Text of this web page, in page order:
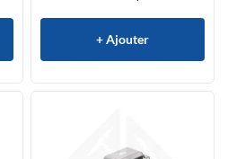
+ Ajouter